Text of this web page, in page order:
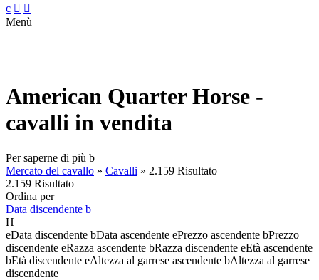
c  
Menù
American Quarter Horse -
cavalli in vendita
Per saperne di più b
Mercato del cavallo » Cavalli » 2.159 Risultato
2.159 Risultato
Ordina per
Data discendente b
H
eData discendente bData ascendente ePrezzo ascendente bPrezzo
discendente eRazza ascendente bRazza discendente eEtà ascendente
bEtà discendente eAltezza al garrese ascendente bAltezza al garrese
discendente